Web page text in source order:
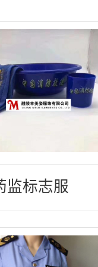
监标志服